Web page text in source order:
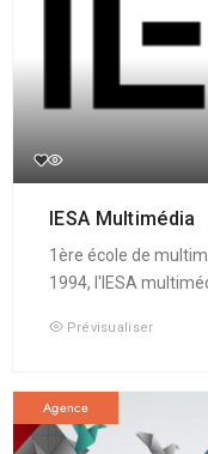
IESA Multimédia
1ère école de
1994, l'IESA
Prévisualiser
Agence